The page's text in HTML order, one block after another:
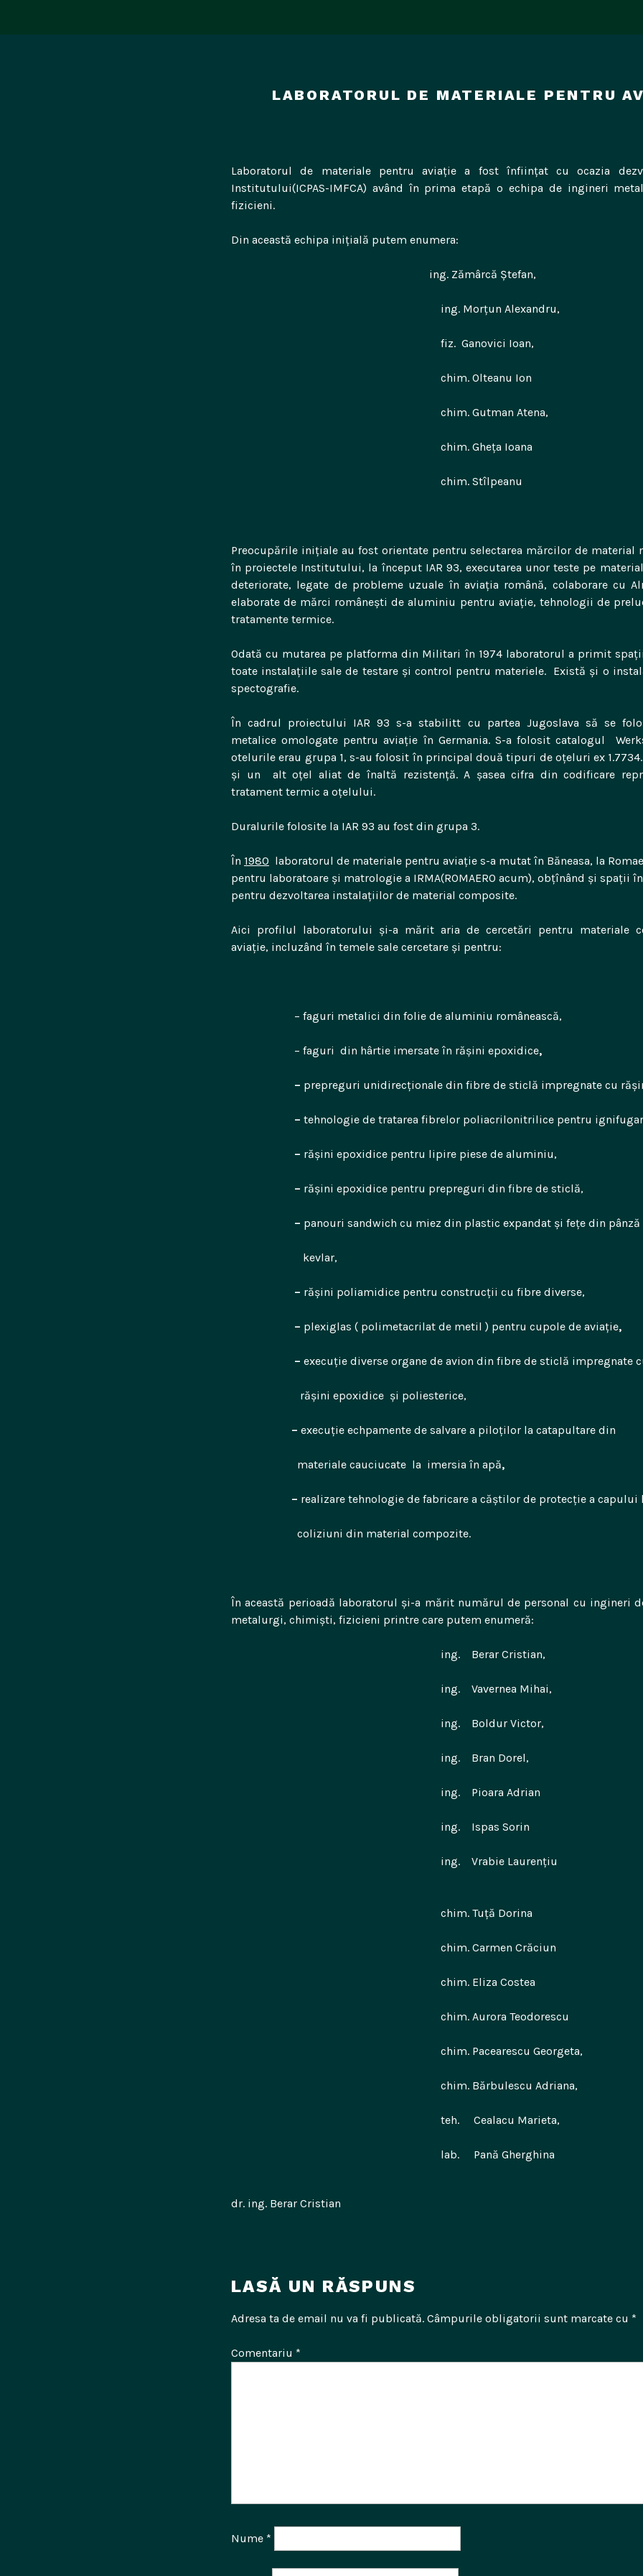
LABORATORUL DE MATERIALE PENTRU
Laboratorul de materiale pentru aviație a fost înființat cu ocazia
Institutului(ICPAS-IMFCA) având în prima etapă o echipa de ingineri
fizicieni.
Din această echipa inițială putem enumera:
ing. Zămârcă Ștefan,
ing. Morțun Alexandru,
fiz. Ganovici Ioan,
chim. Olteanu Ion
chim. Gutman Atena,
chim. Gheța Ioana
chim. Stîlpeanu
Preocupările inițiale au fost orientate pentru selectarea mărcilor de material
în proiectele Institutului, la început IAR 93, executarea unor teste pe
deteriorate, legate de probleme uzuale în aviația română, colaborare cu
elaborate de mărci românești de aluminiu pentru aviație, tehnologii de
tratamente termice.
Odată cu mutarea pe platforma din Militari în 1974 laboratorul a primit
toate instalațiile sale de testare și control pentru materiele. Există și o
spectografie.
În cadrul proiectului IAR 93 s-a stabilitt cu partea Jugoslava să se
metalice omologate pentru aviație în Germania. S-a folosit catalogul
otelurile erau grupa 1, s-au folosit în principal două tipuri de oțeluri ex
și un alt oțel aliat de înaltă rezistență. A șasea cifra din codificare
tratament termic a oțelului.
Duralurile folosite la IAR 93 au fost din grupa 3.
În 1980 laboratorul de materiale pentru aviație s-a mutat în Băneasa, la
pentru laboratoare și matrologie a IRMA(ROMAERO acum), obțînând și spații
pentru dezvoltarea instalațiilor de material composite.
Aici profilul laboratorului și-a mărit aria de cercetări pentru materiale
aviație, incluzând în temele sale cercetare și pentru:
– faguri metalici din folie de aluminiu românească,
– faguri din hârtie imersate în rășini epoxidice,
– prepreguri unidirecționale din fibre de sticlă impregnate cu
– tehnologie de tratarea fibrelor poliacrilonitrilice pentru
– rășini epoxidice pentru lipire piese de aluminiu,
– rășini epoxidice pentru prepreguri din fibre de sticlă,
– panouri sandwich cu miez din plastic expandat și fețe din pânză
kevlar,
– rășini poliamidice pentru construcții cu fibre diverse,
– plexiglas ( polimetacrilat de metil ) pentru cupole de aviație,
– execuție diverse organe de avion din fibre de sticlă impregnate
rășini epoxidice și poliesterice,
– execuție echpamente de salvare a piloților la catapultare din
materiale cauciucate la imersia în apă
– realizare tehnologie de fabricare a căștilor de protecție a capului
coliziuni din material compozite.
În această perioadă laboratorul și-a mărit numărul de personal cu ingineri
metalurgi, chimiști, fizicieni printre care putem enumeră:
ing. Berar Cristian,
ing. Vavernea Mihai,
ing. Boldur Victor,
ing. Bran Dorel,
ing. Pioara Adrian
ing. Ispas Sorin
ing. Vrabie
chim. Tuță Dorina
chim. Carmen Crăciun
chim. Eliza Costea
chim. Aurora Teodorescu
chim. Pacearescu Georgeta,
chim. Bărbulescu Adriana,
teh. Cealacu Marieta,
lab. Pană Gherghina
dr. ing. Berar Cristian
LASĂ UN RĂSPUNS
Adresa ta de email nu va fi publicată. Câmpurile obligatorii sunt marcate cu *
Comentariu *
Nume *